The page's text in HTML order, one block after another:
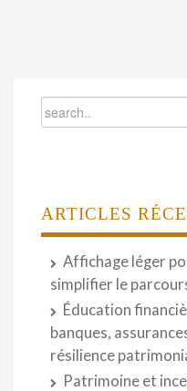
ARTICLES
Affichage léger
simplifier le
Éducation
banques,
résilience
Patrimoine et